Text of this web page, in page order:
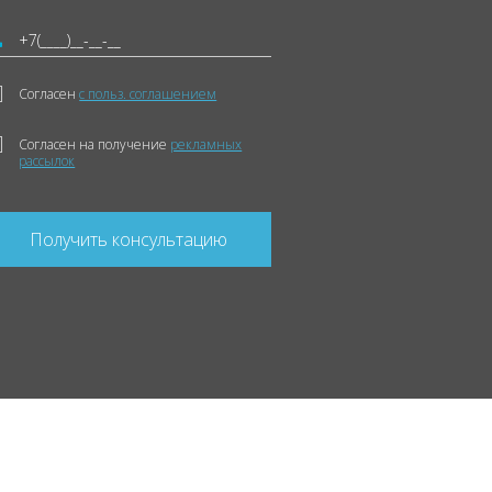
Согласенс польз. соглашением
Согласен на получение рекламных
рассылок
Получить консультацию